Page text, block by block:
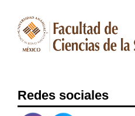
Redes sociales